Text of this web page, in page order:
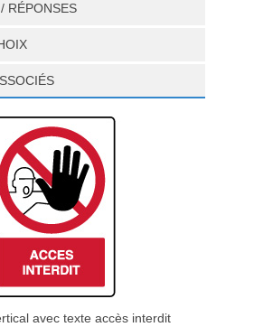
RÉPONSES
avec texte accès interdit